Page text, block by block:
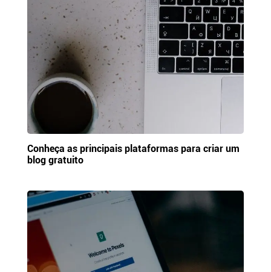
Conheça as principais plataformas para criar um
blog gratuito